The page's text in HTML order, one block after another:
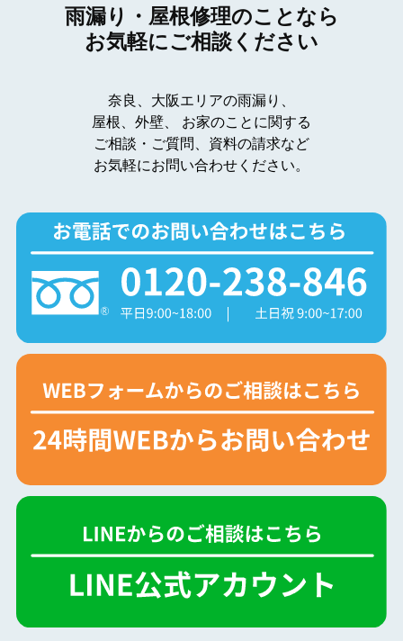
雨漏り・屋根修理のことなら
お気軽にご相談ください
奈良、大阪エリアの雨漏り、
屋根、外壁、
お家のことに関する
ご相談・ご質問、資料の請求など
お気軽にお問い合わせください。